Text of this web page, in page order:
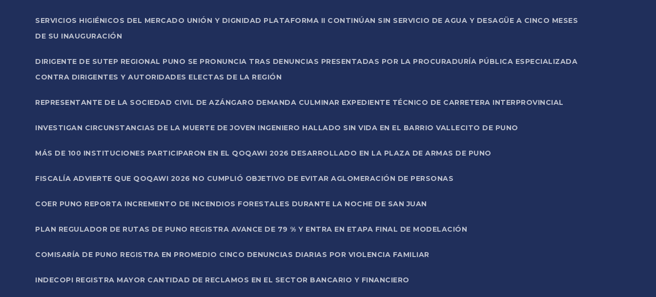
SERVICIOS HIGIÉNICOS DEL MERCADO UNIÓN Y DIGNIDAD PLATAFORMA II CONTINÚAN SIN SERVICIO DE AGUA Y DESAGÜE A CINCO MESES
DE SU INAUGURACIÓN
DIRIGENTE DE SUTEP REGIONAL PUNO SE PRONUNCIA TRAS DENUNCIAS PRESENTADAS POR LA PROCURADURÍA PÚBLICA ESPECIALIZADA
CONTRA DIRIGENTES Y AUTORIDADES ELECTAS DE LA REGIÓN
REPRESENTANTE DE LA SOCIEDAD CIVIL DE AZÁNGARO DEMANDA CULMINAR EXPEDIENTE TÉCNICO DE CARRETERA INTERPROVINCIAL
INVESTIGAN CIRCUNSTANCIAS DE LA MUERTE DE JOVEN INGENIERO HALLADO SIN VIDA EN EL BARRIO VALLECITO DE PUNO
MÁS DE 100 INSTITUCIONES PARTICIPARON EN EL QOQAWI 2026 DESARROLLADO EN LA PLAZA DE ARMAS DE PUNO
FISCALÍA ADVIERTE QUE QOQAWI 2026 NO CUMPLIÓ OBJETIVO DE EVITAR AGLOMERACIÓN DE PERSONAS
COER PUNO REPORTA INCREMENTO DE INCENDIOS FORESTALES DURANTE LA NOCHE DE SAN JUAN
PLAN REGULADOR DE RUTAS DE PUNO REGISTRA AVANCE DE 79 % Y ENTRA EN ETAPA FINAL DE MODELACIÓN
COMISARÍA DE PUNO REGISTRA EN PROMEDIO CINCO DENUNCIAS DIARIAS POR VIOLENCIA FAMILIAR
INDECOPI REGISTRA MAYOR CANTIDAD DE RECLAMOS EN EL SECTOR BANCARIO Y FINANCIERO